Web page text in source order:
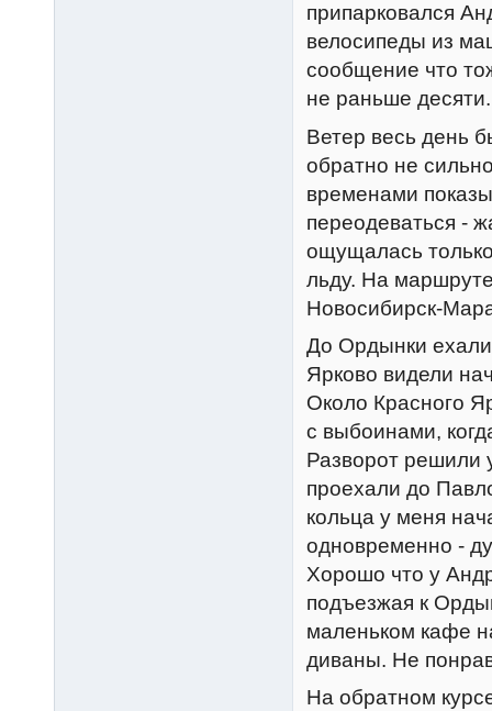
припарковался
велосипеды из
сообщение что
не раньше
Ветер весь день
обратно не
временами
переодеваться -
ощущалась
льду. На
Новосибирск-
До Ордынки ехали
Ярково видели
Около Красного
с выбоинами,
Разворот решили
проехали до
кольца у меня
одновременно -
Хорошо что у
подъезжая к
маленьком кафе
диваны. Не
На обратном